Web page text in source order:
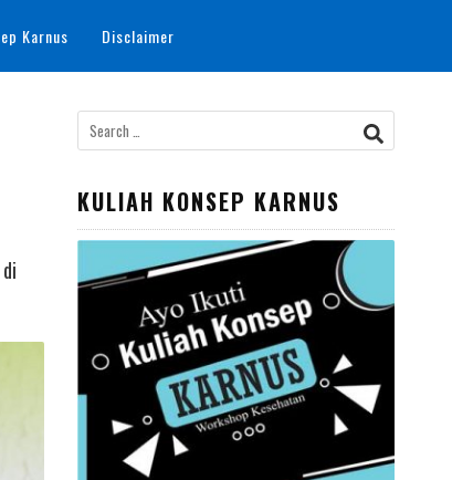
Karnus Disclaimer
Search
for:
KULIAH KONSEP KARNUS